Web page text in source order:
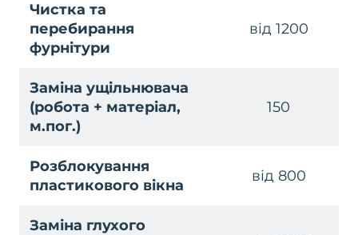
Чистка та
перебирання
фурнітури
від 1200
Заміна ущільнювача
(робота + матеріал,
м.пог.)
150
Розблокування
пластикового вікна
від 800
Заміна глухого